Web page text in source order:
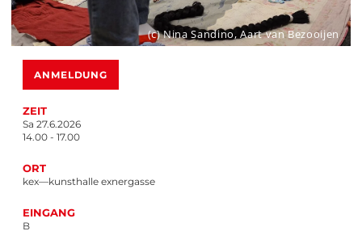
ANMELDUNG
ZEIT
Sa 27.6.2026
14.00 - 17.00
ORT
kex—kunsthalle exnergasse
EINGANG
B
(c) Nina Sandino, Aart van Bezooijen